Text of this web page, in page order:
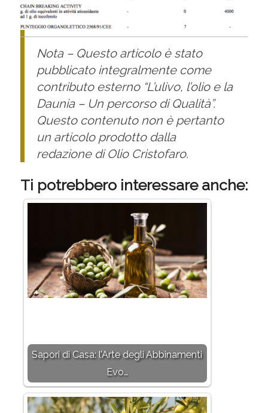
Nota – Questo articolo è stato
pubblicato integralmente come
contributo esterno “L’ulivo, l’olio e la
Daunia – Un percorso di Qualità”.
Questo contenuto non è pertanto
un articolo prodotto dalla
redazione di Olio Cristofaro.
Ti potrebbero interessare anche:
Sapori di Casa: l’Arte degli Abbinamenti
Evo…